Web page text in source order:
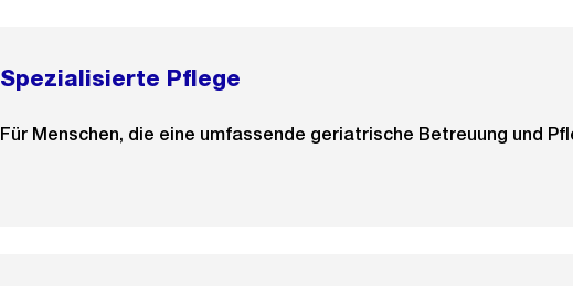
Spezialisierte Pflege
Für Menschen, die eine umfassende geriatrische Betreuung und